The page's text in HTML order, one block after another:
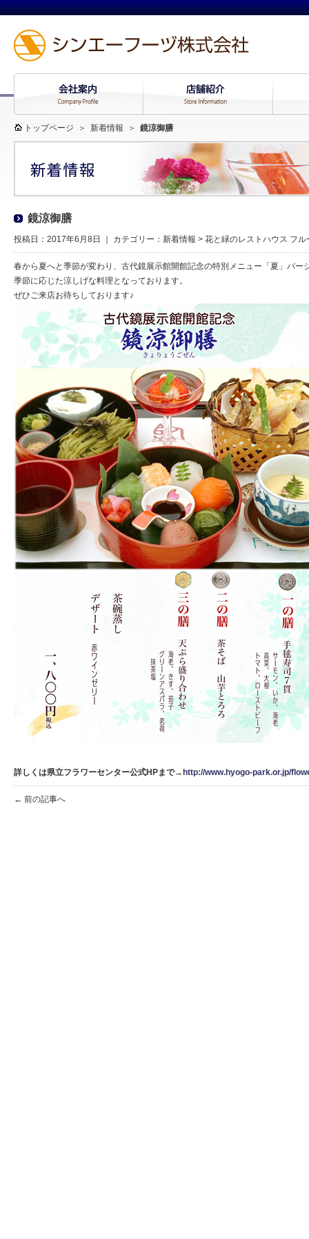
トップページ ＞ 新着情報 ＞ 鏡涼御膳
鏡涼御膳
投稿日：2017年6月8日 ｜ カテゴリー： 新着情報 > 花と緑のレストハウス フ
春から夏へと季節が変わり、古代鏡展示館開館記念の特別メニュー「夏」バー
季節に応じた涼しげな料理となっております。
ぜひご来店お待ちしております♪
詳しくは県立フラワーセンター公式HPまで→ http://www.hyogo-park.or.jp/
← 前の記事へ